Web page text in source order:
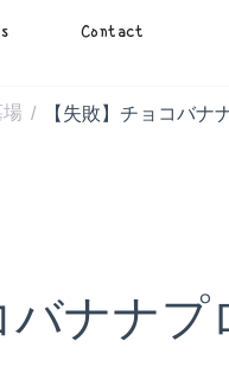
Contact
/ 【失敗】チョコバナ
バナナ